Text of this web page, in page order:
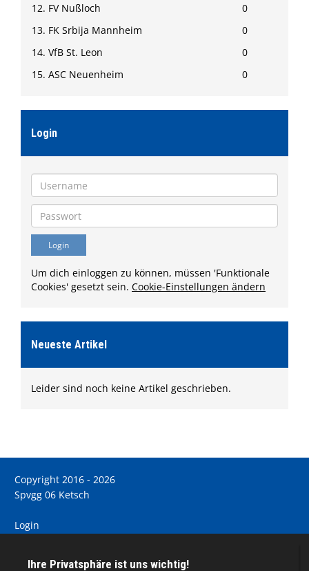
12. FV Nußloch
0
13. FK Srbija Mannheim
0
14. VfB St. Leon
0
15. ASC Neuenheim
0
Login
Um dich einloggen zu können, müssen 'Funktionale
Cookies' gesetzt sein. Cookie-Einstellungen ändern
Neueste Artikel
Leider sind noch keine Artikel geschrieben.
Copyright 2016 - 2026
Spvgg 06 Ketsch
Login